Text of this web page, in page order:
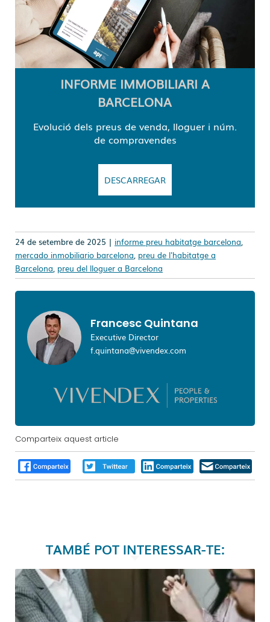
INFORME IMMOBILIARI A
BARCELONA
Evolució dels preus de venda, lloguer i núm.
de compravendes
DESCARREGAR
24 de setembre de 2025 | informe preu habitatge barcelona
mercado inmobiliario barcelona preu de l'habitatge a
Barcelona preu del lloguer a Barcelona
Francesc Quintana
Executive Director
f.quintana@vivendex.com
Comparteix aquest article
TAMBÉ POT INTERESSAR-TE: